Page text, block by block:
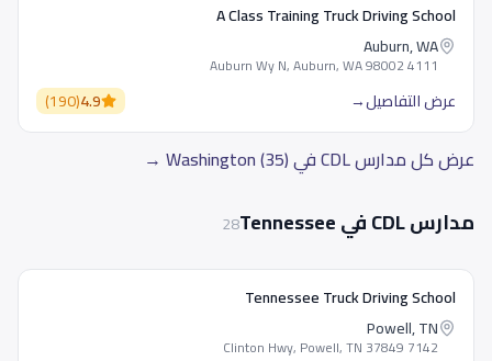
A Class Training Truck Driving School
Auburn, WA
4111 Auburn Wy N, Auburn, WA 98002
عرض التفاصيل→
4.9
(
190
)
عرض كل مدارس CDL في Washington (35) →
مدارس CDL في Tennessee 28
Tennessee Truck Driving School
Powell, TN
7142 Clinton Hwy, Powell, TN 37849